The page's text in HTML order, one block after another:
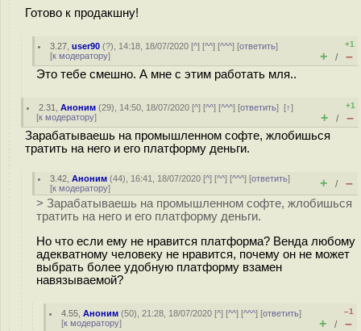
Готово к продакшну!
3.27 ,user90 (?), 14:18, 18/07/2020 [^] [^^] [^^^] [ответить]
[к модератору]
+1
+ / –
Это тебе смешно. А мне с этим работать мля..
2.31 ,Аноним (29), 14:50, 18/07/2020 [^] [^^] [^^^] [ответить][↑]
[к модератору]
+1
+ / –
Зарабатываешь на промышленном софте, жлобишься
тратить на него и его платформу деньги.
3.42 ,Аноним (44), 16:41, 18/07/2020 [^] [^^] [^^^] [ответить]
[к модератору] + / –
> Зарабатываешь на промышленном софте, жлобишься
тратить на него и его платформу деньги.
Но что если ему не нравится платформа? Венда любому
адекватному человеку не нравится, почему он не может
выбрать более удобную платформу взамен
навязываемой?
4.55 ,Аноним (50), 21:28, 18/07/2020 [^] [^^] [^^^] [ответить]
[к модератору]
–1
+ / –